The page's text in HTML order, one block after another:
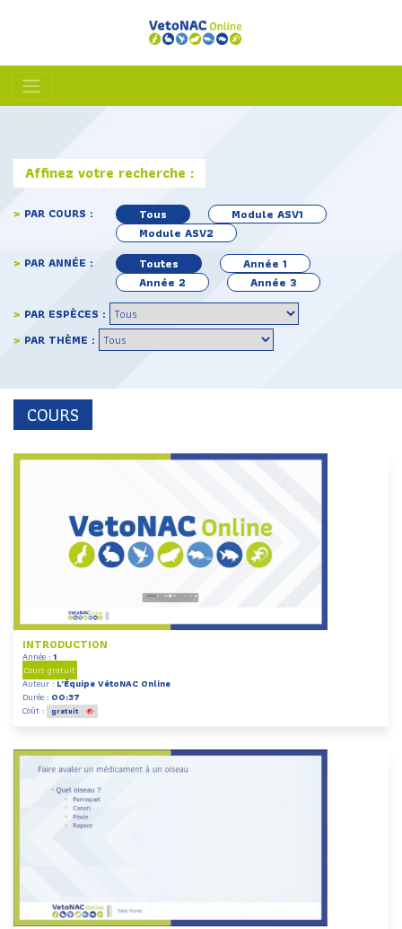
Affinez votre recherche :
> PAR COURS : Tous
Module ASV1
Module ASV2
> PAR ANNÉE : Toutes
Année 1
Année 2
Année 3
> PAR ESPÈCES :
> PAR THÈME :
COURS
INTRODUCTION
Année :1
Cours gratuit
Auteur :L'Équipe VétoNAC Online
Durée : 00:37
Coût :
gratuit